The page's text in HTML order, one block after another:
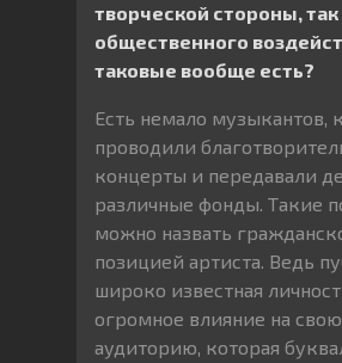
творческой стороны, так
общественного
таковые вообще есть?
Есть немало музыкантов,
проводили
концерты и передавали
различные фонды. Такие
можно назвать
позицией артиста. Ведь
широко известная
огромное влияние на свою
аудиторию, которая